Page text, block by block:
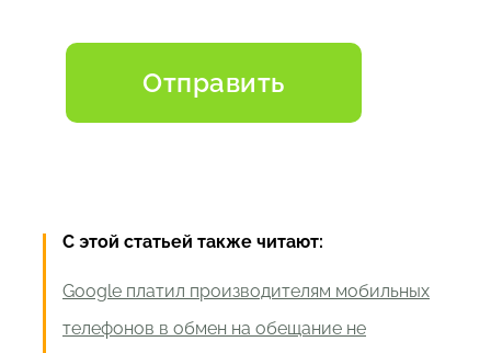
С этой статьей также читают:
Google платил производителям мобильных
телефонов в обмен на обещание не